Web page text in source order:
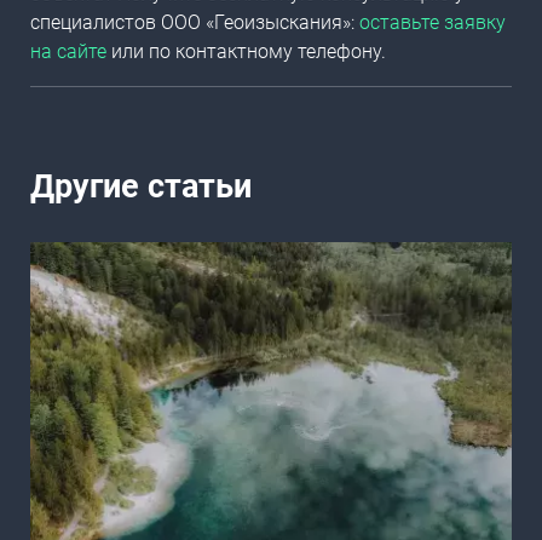
специалистов ООО «Геоизыскания»: оставьте заявку
на сайте или по контактному телефону.
Другие статьи